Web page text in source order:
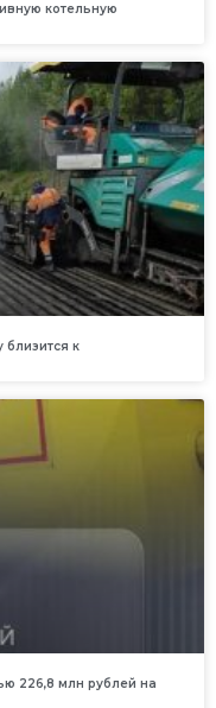
котельную
близится к
226,8 млн рублей на